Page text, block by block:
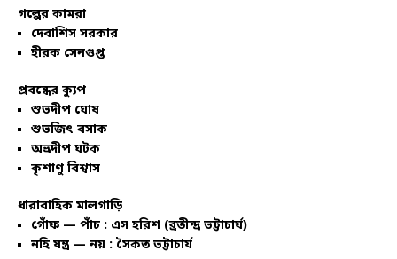
গল্পের কামরা
দেবাশিস সরকার
হীরক সেনগুপ্ত
প্রবন্ধের ক্যুপ
শুভদীপ ঘোষ
শুভজিৎ বসাক
অভ্রদীপ ঘটক
কৃশাণু বিশ্বাস
ধারাবাহিক মালগাড়ি
গোঁফ — পাঁচ : এস হরিশ (ব্রতীন্দ্র ভট্টাচার্য)
নহি যন্ত্র — নয় : সৈকত ভট্টাচার্য